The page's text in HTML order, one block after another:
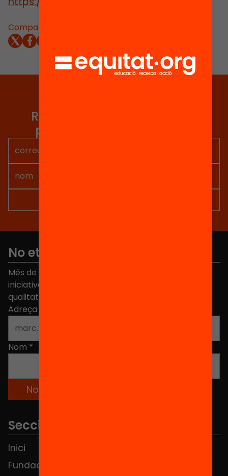
Comparteix:
Rep continguts, iniciatives i
projectes per implicar-te.
No et perdis res
Més de 40.000 persones ja han triat Equitat. Rep
iniciatives, propostes i projectes per millorar la
qualitat de l'educació a Catalunya.
Adreça electrònica
Nom *
Seccions
Inici
Fundació